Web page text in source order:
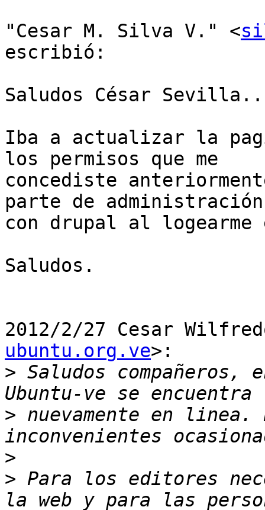
"Cesar M. Silva V." <
escribió:
Saludos César
Iba a actualizar la
los permisos que me
concediste
parte de administración
con drupal al logearme
Saludos.
2012/2/27 Cesar
ubuntu.org.ve>:
> Saludos
> nuevamente en
>
> Para los editores